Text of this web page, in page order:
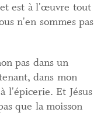
est à l'œuvre tout
n'en sommes pas
pas dans un
dans mon
l'épicerie. Et Jésus
que la moisson